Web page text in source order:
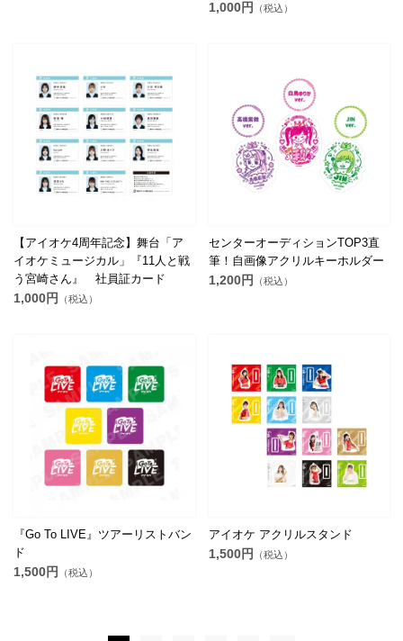
1,000円 （税込）
【アイオケ4周年記念】舞台「ア
イオケミュージカル」『11人と戦
う宮崎さん』 社員証カード
1,000円 （税込）
センターオーディションTOP3直
筆！自画像アクリルキーホルダー
1,200円 （税込）
『Go To LIVE』ツアーリストバン
ド
1,500円 （税込）
アイオケ アクリルスタンド
1,500円 （税込）